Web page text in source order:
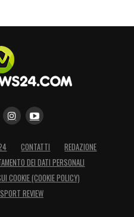
CONTATTI
REDAZIONE
DEI DATI PERSONALI
COOKIE (COOKIE POLICY)
REVIEW